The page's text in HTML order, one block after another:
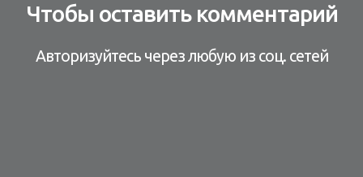
Чтобы оставить комментарий
Авторизуйтесь через любую из соц. сетей